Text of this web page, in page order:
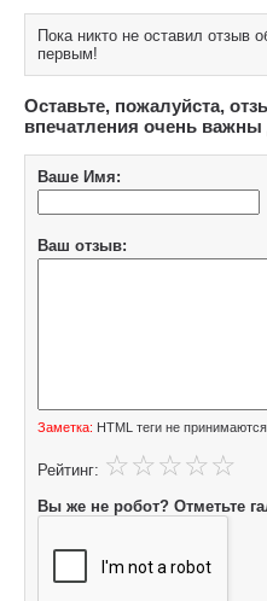
Пока никто не оставил отзыв
первым!
Оставьте, пожалуйста,
впечатления очень важны
Ваше Имя:
Ваш отзыв:
Заметка: HTML теги не
Рейтинг:
Вы же не робот? Отметьте